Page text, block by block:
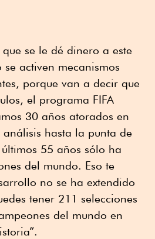
se le dé dinero a este
activen mecanismos
porque van a decir que
el programa FIFA
30 años atorados en
análisis hasta la punta de
55 años sólo ha
del mundo. Eso te
no se ha extendido
tener 211 selecciones
del mundo en